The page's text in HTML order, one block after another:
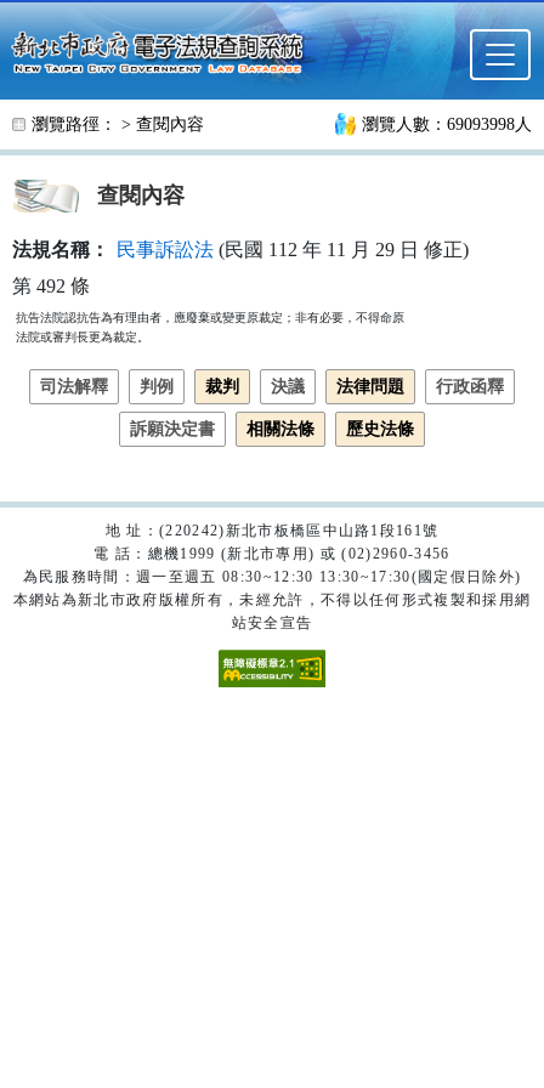
跳至主要內容
瀏覽路徑： > 查閱內容 瀏覽人數：69093998人
查閱內容
法規名稱： 民事訴訟法 (民國 112 年 11 月 29 日 修正)
第 492 條
抗告法院認抗告為有理由者，應廢棄或變更原裁定；非有必要，不得命原
法院或審判長更為裁定。
司法解釋 判例 裁判 決議 法律問題 行政函釋
訴願決定書 相關法條 歷史法條
地 址：(220242)新北市板橋區中山路1段161號
電 話：總機1999 (新北市專用) 或 (02)2960-3456
為民服務時間：週一至週五 08:30~12:30 13:30~17:30(國定假日除外)
本網站為新北市政府版權所有，未經允許，不得以任何形式複製和採用網
站安全宣告